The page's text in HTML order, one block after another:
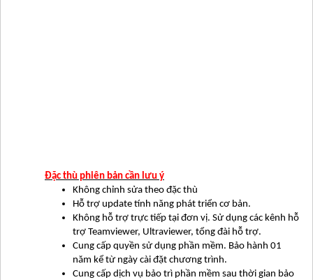
Đặc thù phiên bản cần lưu ý
Không chỉnh sửa theo đặc thù
Hỗ trợ update tính năng phát triển cơ bản.
Không hỗ trợ trực tiếp tại đơn vị. Sử dụng các kênh hỗ
trợ Teamviewer, Ultraviewer, tổng đài hỗ trợ.
Cung cấp quyền sử dụng phần mềm. Bảo hành 01
năm kể từ ngày cài đặt chương trình.
Cung cấp dịch vụ bảo trì phần mềm sau thời gian bảo